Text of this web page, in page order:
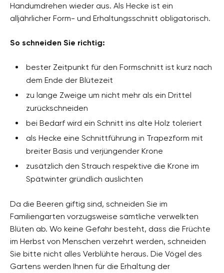
Handumdrehen wieder aus. Als Hecke ist ein
alljährlicher Form- und Erhaltungsschnitt obligatorisch.
So schneiden Sie richtig:
bester Zeitpunkt für den Formschnitt ist kurz nach
dem Ende der Blütezeit
zu lange Zweige um nicht mehr als ein Drittel
zurückschneiden
bei Bedarf wird ein Schnitt ins alte Holz toleriert
als Hecke eine Schnittführung in Trapezform mit
breiter Basis und verjüngender Krone
zusätzlich den Strauch respektive die Krone im
Spätwinter gründlich auslichten
Da die Beeren giftig sind, schneiden Sie im
Familiengarten vorzugsweise sämtliche verwelkten
Blüten ab. Wo keine Gefahr besteht, dass die Früchte
im Herbst von Menschen verzehrt werden, schneiden
Sie bitte nicht alles Verblühte heraus. Die Vögel des
Gartens werden Ihnen für die Erhaltung der